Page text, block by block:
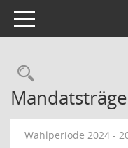
Toggle navigation
Wahlperiode 2024 -